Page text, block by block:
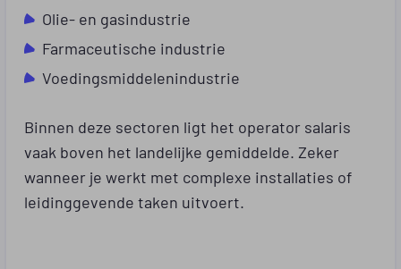
Olie- en gasindustrie
Farmaceutische industrie
Voedingsmiddelenindustrie
Binnen deze sectoren ligt het operator salaris
vaak boven het landelijke gemiddelde. Zeker
wanneer je werkt met complexe installaties of
leidinggevende taken uitvoert.